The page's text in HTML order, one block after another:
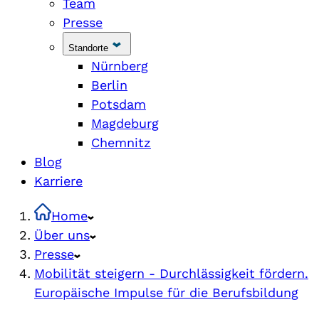
Team
Presse
Standorte
Nürnberg
Berlin
Potsdam
Magdeburg
Chemnitz
Blog
Karriere
Home
Über uns
Presse
Mobilität steigern - Durchlässigkeit fördern.
Europäische Impulse für die Berufsbildung